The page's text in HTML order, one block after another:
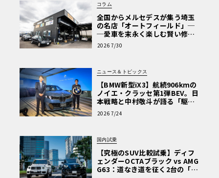
コラム
全国からメルセデスが集う埼玉
の名店「オートフィールド」─
─愛車を末永く楽しむ賢い修理
術と、プロがフックス製オイル
を選ぶ理由〈PR〉
2026 7/30
ニュース＆トピックス
【BMW新型iX3】航続906kmの
ノイエ・クラッセ第1弾BEV。日
本戦略と中村敬斗が語る「駆け
ぬける歓び」
2026 7/24
国内試乗
【究極のSUV比較試乗】ディフ
ェンダーOCTAブラック vs AMG
G63：道なき道を征く2台の「対